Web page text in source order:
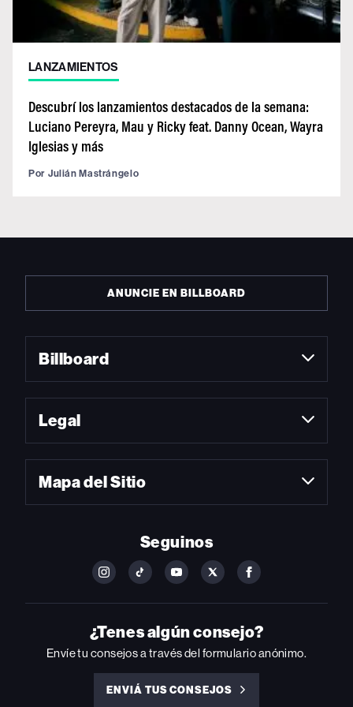
LANZAMIENTOS
Descubrí los lanzamientos destacados de la semana:
Luciano Pereyra, Mau y Ricky feat. Danny Ocean, Wayra
Iglesias y más
Por Julián Mastrángelo
ANUNCIE EN BILLBOARD
Billboard
Legal
Mapa del Sitio
Seguinos
FOLLOW
ON
INSTAGRAM
FOLLOW
ON
YOUTUBE
FOLLOW
ON
YOUTUBE
FOLLOW
ON
FOLLOW
ON
FACEBOOK
¿Tenes algún consejo?
Envíe tu consejos a través del formulario anónimo.
ENVIÁ TUS CONSEJOS
ENVIÁ